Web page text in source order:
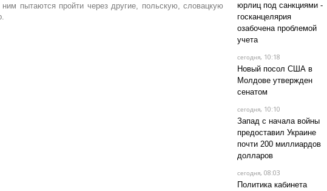
пытаются пройти через другие, польскую, словацкую
юрлиц под санкциями -
госканцелярия
озабочена проблемой
учета
сегодня, 10:18
Новый посол США в
Молдове утвержден
сенатом
сегодня, 10:10
Запад с начала войны
предоставил Украине
почти 200 миллиардов
долларов
сегодня, 08:03
Политика кабинета